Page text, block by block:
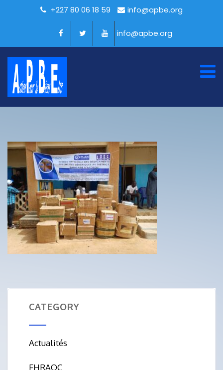
+227 80 06 18 59 info@apbe.org
info@apbe.org
CATEGORY
Actualités
FHRAOC